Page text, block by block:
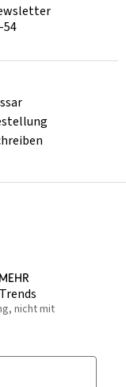
Trends
nicht mit